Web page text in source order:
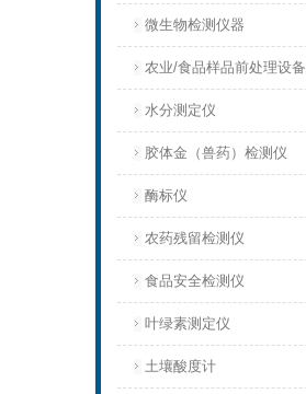
微生物检测仪器
农业/食品样品前处理设备
水分测定仪
胶体金（兽药）检测仪
酶标仪
农药残留检测仪
食品安全检测仪
叶绿素测定仪
土壤酸度计